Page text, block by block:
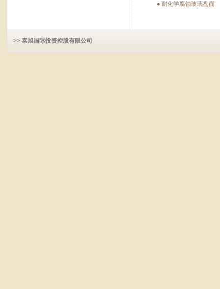
● 耐化学腐蚀玻璃盘面
>> 泰旭国际投资控股有限公司